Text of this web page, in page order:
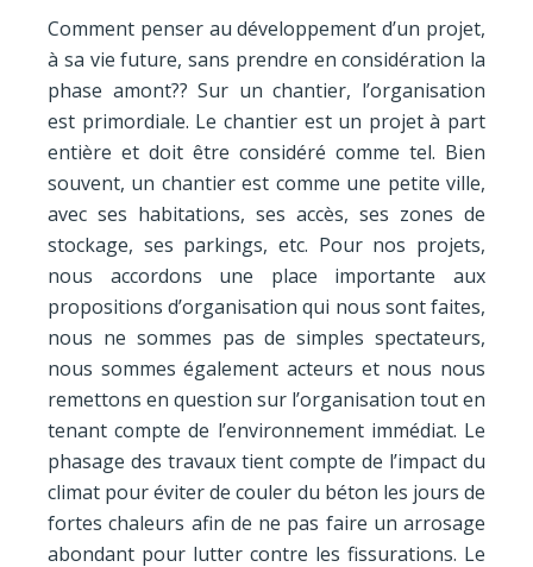
Comment penser au développement d’un projet,
à sa vie future, sans prendre en considération la
phase amont?? Sur un chantier, l’organisation
est primordiale. Le chantier est un projet à part
entière et doit être considéré comme tel. Bien
souvent, un chantier est comme une petite ville,
avec ses habitations, ses accès, ses zones de
stockage, ses parkings, etc. Pour nos projets,
nous accordons une place importante aux
propositions d’organisation qui nous sont faites,
nous ne sommes pas de simples spectateurs,
nous sommes également acteurs et nous nous
remettons en question sur l’organisation tout en
tenant compte de l’environnement immédiat. Le
phasage des travaux tient compte de l’impact du
climat pour éviter de couler du béton les jours de
fortes chaleurs afin de ne pas faire un arrosage
abondant pour lutter contre les fissurations. Le